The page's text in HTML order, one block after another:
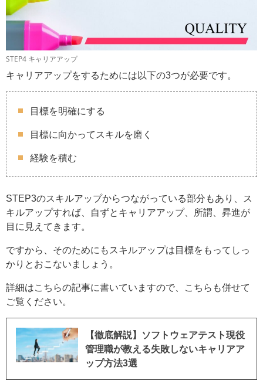
STEP4 キャリアアップ
キャリアアップをするためには以下の3つが必要です。
目標を明確にする
目標に向かってスキルを磨く
経験を積む
STEP3のスキルアップからつながっている部分もあり、ス
キルアップすれば、自ずとキャリアアップ、所謂、昇進が
目に見えてきます。
ですから、そのためにもスキルアップは目標をもってしっ
かりとおこないましょう。
詳細はこちらの記事に書いていますので、こちらも併せて
ご覧ください。
【徹底解説】ソフトウェアテスト現役
管理職が教える失敗しないキャリアア
ップ方法3選